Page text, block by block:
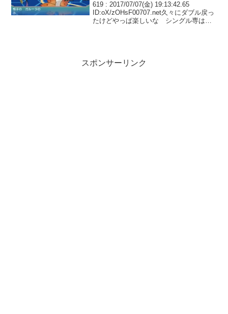
619 : 2017/07/07(金) 19:13:42.65
ID:oX/zOHsF00707.net久々にダブル戻っ
たけどやっぱ楽しいな シングル専はも
スポンサーリンク